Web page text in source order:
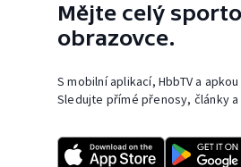
Mějte celý
obrazovce.
S mobilní aplikací, HbbTV a
Sledujte přímé přenosy, články